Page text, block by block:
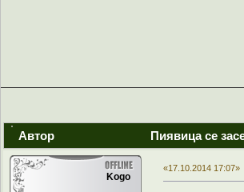
Автор Пиявица се
Kogo
«17.10.2014 17:07»